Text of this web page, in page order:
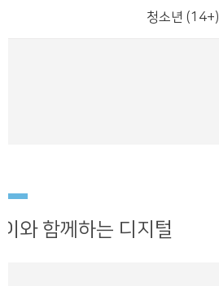
청소년 (14+)
와 함께하는 디지털